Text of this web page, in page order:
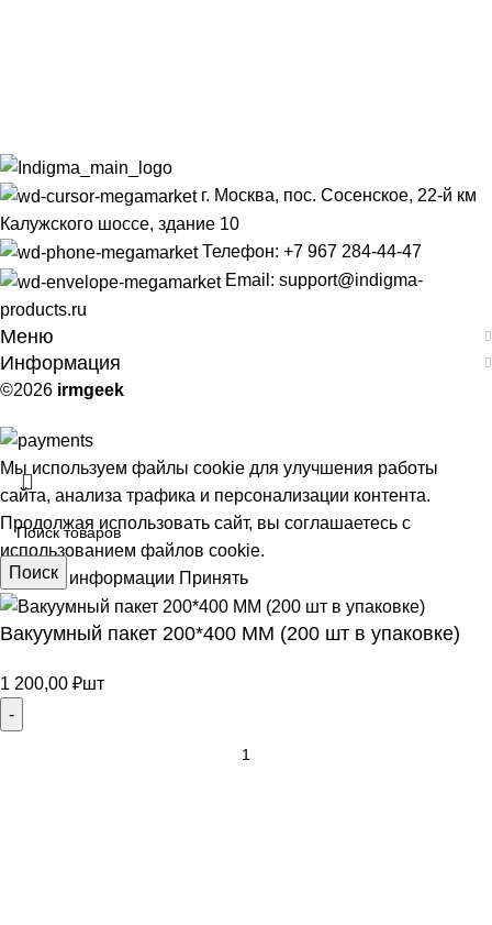
г. Москва, пос. Сосенское, 22-й км
Калужского шоссе, здание 10
Телефон: +7 967 284-44-47
Email: support@indigma-
products.ru
Меню
Информация
©2026 irmgeek
Поиск
Мы используем файлы cookie для улучшения работы
сайта, анализа трафика и персонализации контента.
Продолжая использовать сайт, вы соглашаетесь с
использованием файлов cookie.
Больше информации Принять
Вакуумный пакет 200*400 ММ (200 шт в упаковке)
1 200,00 ₽шт